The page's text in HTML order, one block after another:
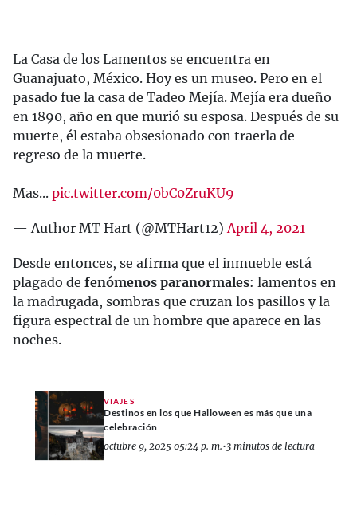
La Casa de los Lamentos se encuentra en
Guanajuato, México. Hoy es un museo. Pero en el
pasado fue la casa de Tadeo Mejía. Mejía era dueño
en 1890, año en que murió su esposa. Después de su
muerte, él estaba obsesionado con traerla de
regreso de la muerte.
Mas... pic.twitter.com/0bC0ZruKU9
— Author MT Hart (@MTHart12) April 4, 2021
Desde entonces, se afirma que el inmueble está
plagado de fenómenos paranormales: lamentos en
la madrugada, sombras que cruzan los pasillos y la
figura espectral de un hombre que aparece en las
noches.
VIAJES
Destinos en los que Halloween es más que una
celebración
octubre 9, 2025 05:24 p. m.•3 minutos de lectura